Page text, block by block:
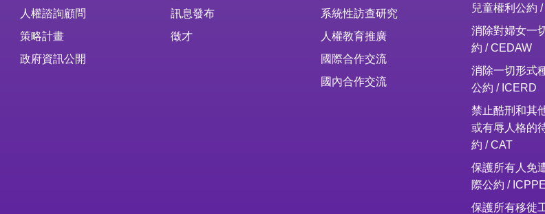
人權諮詢顧問
策略計畫
政府資訊公開
訊息發布
徵才
系統性訪查研究
人權教育推廣
國際合作交流
國內合作交流
兒童權利公約
消除對婦女一
約 / CEDAW
消除一切形式
公約 / ICERD
禁止酷刑和其
或有辱人格的
約 / CAT
保護所有人免
際公約 /
保護所有移徙